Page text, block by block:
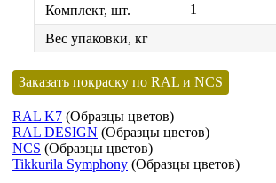
Комплект, шт.
1
Вес упаковки, кг
Заказать покраску по RAL и NCS
RAL K7 (Образцы цветов)
RAL DESIGN (Образцы цветов)
NCS (Образцы цветов)
Tikkurila Symphony (Образцы цветов)